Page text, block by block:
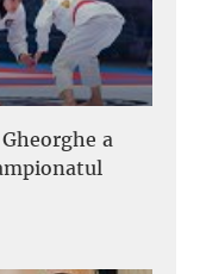
a